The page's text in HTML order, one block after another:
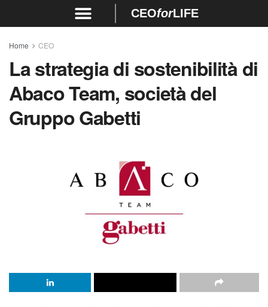
CEOforLIFE
Home CEO
La strategia di sostenibilità di
Abaco Team, società del
Gruppo Gabetti